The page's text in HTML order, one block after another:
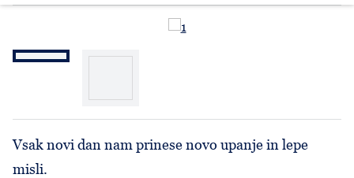
Vsak novi dan nam prinese novo upanje in lepe
misli.